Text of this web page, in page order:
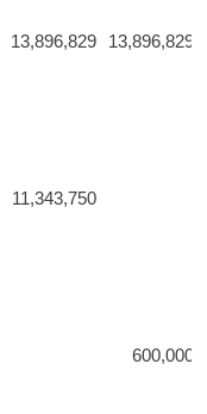
13,896,829 13,896,829
11,343,750
600,000